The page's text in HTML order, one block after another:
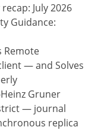
July 2026
Guidance:
Remote
— and Solves
Gruner
— journal
replica